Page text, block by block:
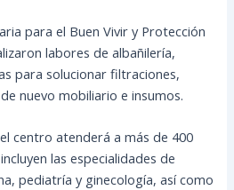
para el Buen Vivir y Protección
labores de albañilería,
para solucionar filtraciones,
nuevo mobiliario e insumos.
centro atenderá a más de 400
las especialidades de
pediatría y ginecología, así como